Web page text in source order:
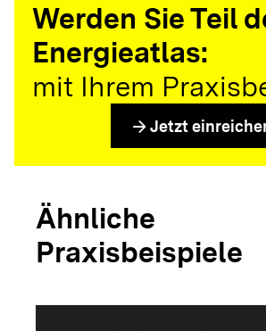
Werden Sie Teil
Energieatlas:
mit Ihrem
arrow_forward Jetzt
Ähnliche
Praxisbeispiele